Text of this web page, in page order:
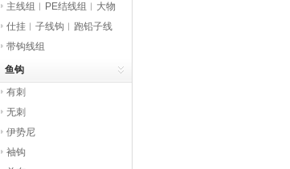
主线组︱PE结线组︱大物
线组
仕挂︱子线钩︱跑铅子线
钩带钩线组
鱼钩
有刺
无刺
伊势尼
袖钩